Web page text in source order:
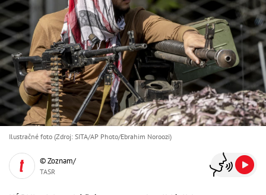
Ilustračné foto (Zdroj: SITA/AP Photo/Ebrahim Noroozi)
© Zoznam/
TASR